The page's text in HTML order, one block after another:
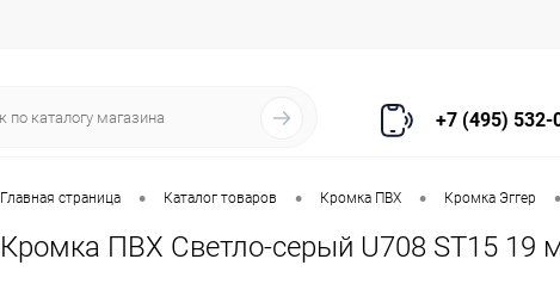
+7 (495) 532-
Главная страница • Каталог товаров • Кромка ПВХ • Кромка Эггер •
Кромка ПВХ Светло-серый U708 ST15 19